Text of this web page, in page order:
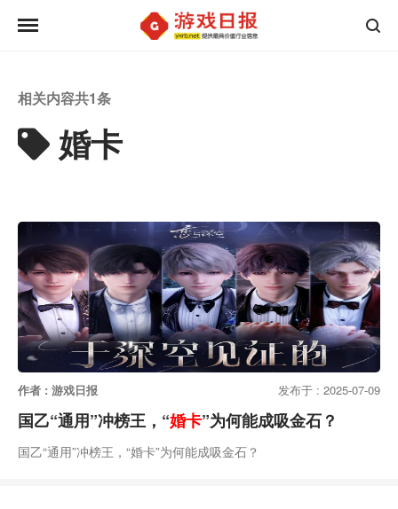
相关内容共1条
婚卡
作者 : 游戏日报 发布于 : 2025-07-09
国乙“通用”冲榜王，“婚卡”为何能成吸金石？
国乙“通用”冲榜王，“婚卡”为何能成吸金石？